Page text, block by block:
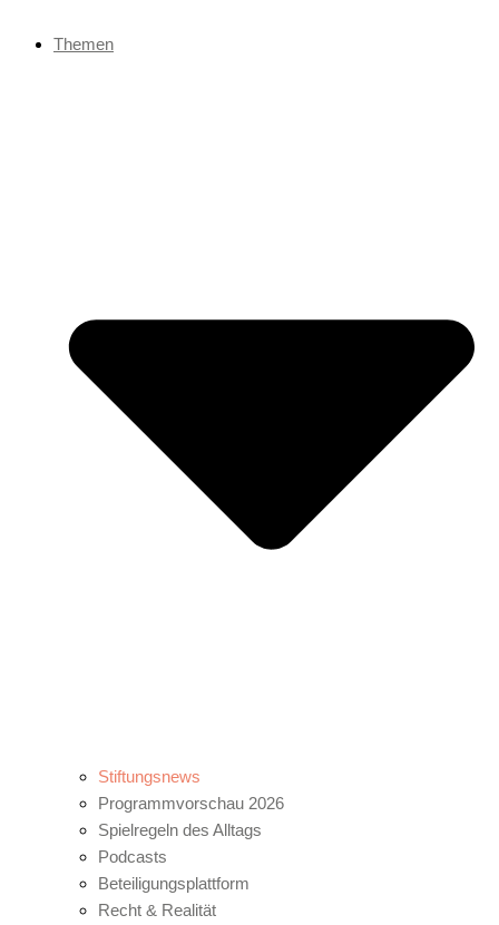
Themen
Stiftungsnews
Programmvorschau 2026
Spielregeln des Alltags
Podcasts
Beteiligungsplattform
Recht & Realität